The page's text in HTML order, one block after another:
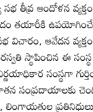
తీవ్ర ఆందోళన
తయారీకి
విచారం, ఆవేదన
స్థాపించిన ఈ
సంస్థగా
సంప్రదాయాలకు